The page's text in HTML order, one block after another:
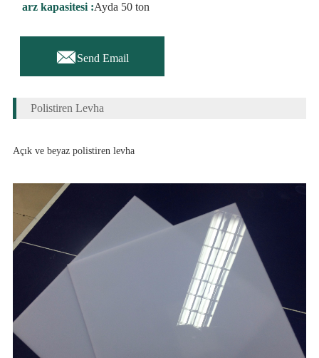
arz kapasitesi :Ayda 50 ton
Send Email
Polistiren Levha
Açık ve beyaz polistiren levha